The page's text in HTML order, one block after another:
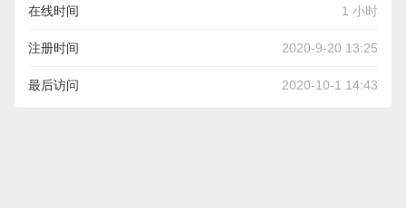
在线时间 1 小时
注册时间 2020-9-20 13:25
最后访问 2020-10-1 14:43